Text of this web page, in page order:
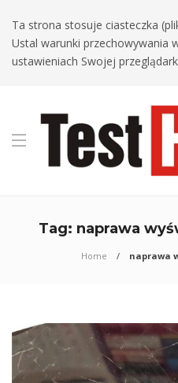
Ta strona stosuje ciasteczka
Ustal warunki przechowywania
ustawieniach Swojej
Tag: naprawa
Home naprawa